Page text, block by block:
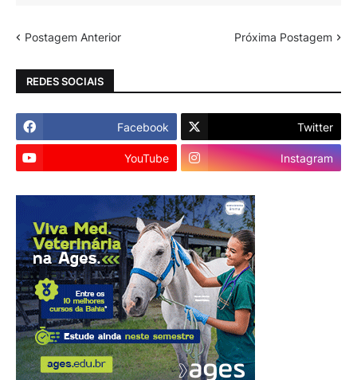
Postagem Anterior Próxima Postagem
REDES SOCIAIS
Facebook Twitter
YouTube Instagram